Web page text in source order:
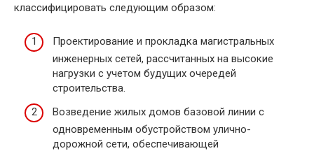
классифицировать следующим образом:
Проектирование и прокладка магистральных
инженерных сетей, рассчитанных на высокие
нагрузки с учетом будущих очередей
строительства.
Возведение жилых домов базовой линии с
одновременным обустройством улично-
дорожной сети, обеспечивающей